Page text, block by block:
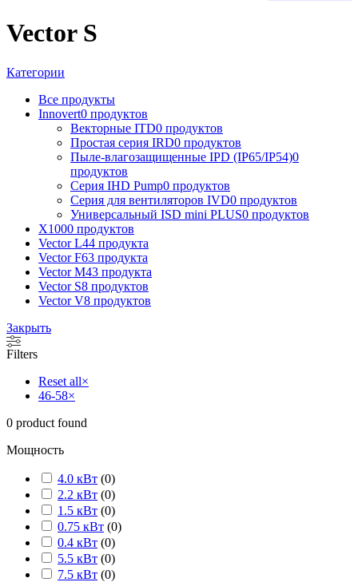
Vector S
Категории
Все продукты
Innovert0 продуктов
Векторные ITD0 продуктов
Простая серия IRD0 продуктов
Пыле-влагозащищенные IPD (IP65/IP54)0
продуктов
Серия IHD Pump0 продуктов
Серия для вентиляторов IVD0 продуктов
Универсальный ISD mini PLUS0 продуктов
X1000 продуктов
Vector L44 продукта
Vector F63 продукта
Vector M43 продукта
Vector S8 продуктов
Vector V8 продуктов
Закрыть
Filters
Reset all×
46-58×
0 product found
Мощность
4.0 кВт (0)
2.2 кВт (0)
1.5 кВт (0)
0.75 кВт (0)
0.4 кВт (0)
5.5 кВт (0)
7.5 кВт (0)